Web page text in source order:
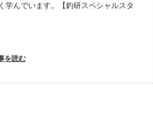
学んでいます。【釣研スペシャルスタ
を読む